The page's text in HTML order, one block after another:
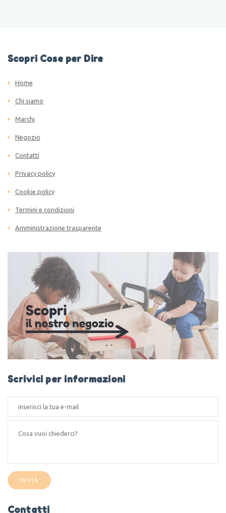
Scopri Cose per Dire
Home
Chi siamo
Marchi
Negozio
Contatti
Privacy policy
Cookie policy
Termini e condizioni
Amministrazione trasparente
Scrivici per informazioni
INVIA
Contatti